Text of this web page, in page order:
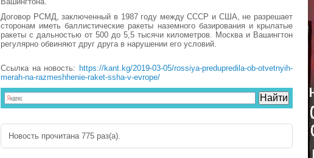
Договор РСМД, заключенный в 1987 году между СССР и США, не разрешает
сторонам иметь баллистические ракеты наземного базирования и крылатые
ракеты с дальностью от 500 до 5,5 тысячи километров. Москва и Вашингтон
регулярно обвиняют друг друга в нарушении его условий.
Ссылка на новость: https://kant.kg/2019-03-05/rossiya-predupredila-ob-otvetnyih-
merah-na-razmeshhenie-raket-ssha-v-evrope/
Новость прочитана 775 раз(a).